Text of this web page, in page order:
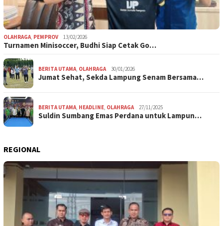
OLAHRAGA, PEMPROV 13/02/2026
Turnamen Minisoccer, Budhi Siap Cetak Go…
BERITA UTAMA, OLAHRAGA 30/01/2026
Jumat Sehat, Sekda Lampung Senam Bersama…
BERITA UTAMA, HEADLINE, OLAHRAGA 27/11/2025
Suldin Sumbang Emas Perdana untuk Lampun…
REGIONAL